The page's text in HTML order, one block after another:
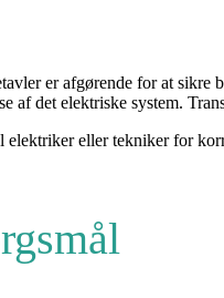
er afgørende for at
af det elektriske system.
eller tekniker for